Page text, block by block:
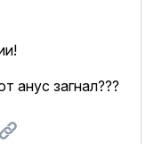
анус загнал???